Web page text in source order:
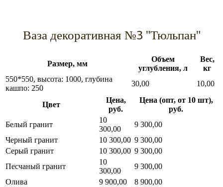
Ваза декоративная №3 "Тюльпан"
Размер, мм
Объем
углубления, л
Вес,
кг
550*550, высота: 1000, глубина
кашпо: 250
30,00 10,00
Цвет
Цена,
руб.
Цена (опт, от 10 шт),
руб.
Белый гранит
10
300,00
9 300,00
Черный гранит
10 300,00 9 300,00
Серый гранит
10 300,00 9 300,00
Песчаный гранит
10
300,00
9 300,00
Олива
9 900,00
8 900,00